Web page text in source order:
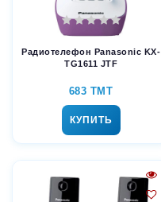
Радиотелефон Panasonic KX-
TG1611 JTF
683 TMT
КУПИТЬ